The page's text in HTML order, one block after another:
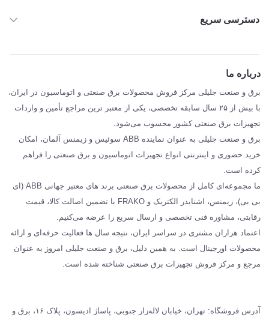
دسترسی سریع
SCHNEIDER
فراکو FRAKO
مقالات تخصصی برق صنعتی
درباره ما
برق و صنعت جلیلی مرکز فروش محصولات برق صنعتی و اتوماسیون در ایران،
با بیش از ۲۵ سال سابقه تخصصی، یکی از معتبر ترین مراجع تأمین و واردات
تجهیزات برق صنعتی کشور محسوب می‌شود.
برق و صنعت جلیلی به عنوان نماینده ABB سوئیس و زیمنس آلمان، امکان
خرید حضوری و اینترنتی انواع تجهیزات اتوماسیون و برق صنعتی را فراهم
کرده است.
ما مجموعه‌ای کامل از محصولات برق صنعتی برند های معتبر جهانی ABB (ای
بی بی)، زیمنس، اشنایدر الکتریک و FRAKO با تضمین اصالت کالا، قیمت
رقابتی، مشاوره فنی تخصصی و ارسال سریع را عرضه می‌کنیم.
اعتماد هزاران مشتری در سراسر ایران، نتیجه سال ها فعالیت حرفه‌ای و ارائه
محصولات اورجینال است. به همین دلیل، برق و صنعت جلیلی امروز به عنوان
مرجع و مرکز فروش تجهیزات برق صنعتی شناخته شده است.
آدرس فروشگاه: تهران، خیابان لاله‌زار جنوبی، پاساژ ادیسون، پلاک ۱۶، برق و